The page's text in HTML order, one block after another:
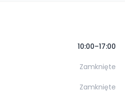
10:00–17:00
Zamknięte
Zamknięte